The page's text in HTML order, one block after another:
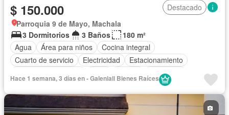
$ 150.000
Destacado
Parroquia 9 de Mayo, Machala
3 Dormitorios
3 Baños
180 m²
Agua
Área para niños
Cocina integral
Cuarto de servicio
Electricidad
Estacionamiento
Seguridad
Hace 1 semana, 3 días en - Galeniall Bienes Raíces